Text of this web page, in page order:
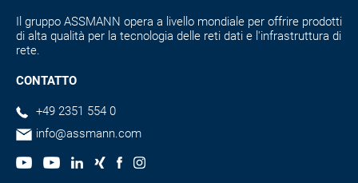
Il gruppo ASSMANN opera a livello mondiale per offrire prodotti
di alta qualità per la tecnologia delle reti dati e l'infrastruttura di
rete.
CONTATTO
+49 2351 554 0
info@assmann.com